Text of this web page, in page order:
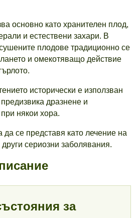
основно като хранителен плод,
и естествени захари. В
плодове традиционно се
и омекотяващо действие
исторически е използван
дразнене и
някои хора.
се представя като лечение на
други сериозни заболявания.
за